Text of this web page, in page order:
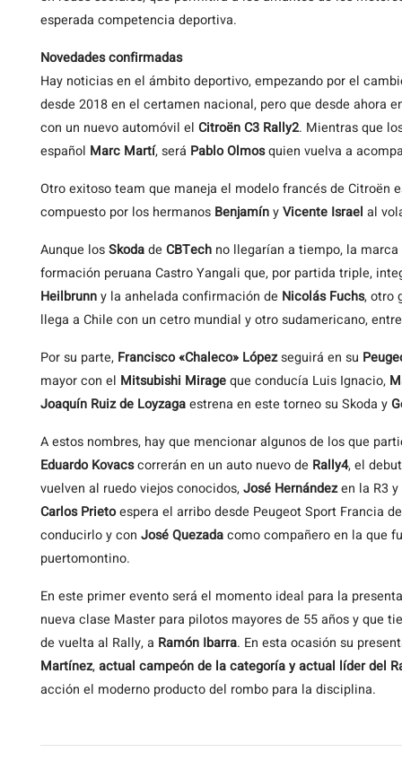
esperada competencia deportiva.
Novedades confirmadas
Hay noticias en el ámbito deportivo, empezando por el
desde 2018 en el certamen nacional, pero que desde ahora
con un nuevo automóvil el Citroën C3 Rally2. Mientras que
español Marc Martí, será Pablo Olmosquien vuelva a
Otro exitoso team que maneja el modelo francés de Citroën
compuesto por los hermanos BenjamínyVicente Israel al
Aunque losSkodade CBTech no llegarían a tiempo, la
formación peruana Castro Yangali que, por partida triple,
Heilbrunny la anhelada confirmación de Nicolás Fuchs, otro
llega a Chile con un cetro mundial y otro sudamericano,
Por su parte, Francisco «Chaleco» Lópezseguirá en su
mayor con el Mitsubishi Mirageque conducía Luis Ignacio,
Joaquín Ruiz de Loyzagaestrena en este torneo su Skoda y
A estos nombres, hay que mencionar algunos de los que
Eduardo Kovacscorrerán en un auto nuevo de Rally4, el
vuelven al ruedo viejos conocidos,José Hernándezen la R3 y
Carlos Prietoespera el arribo desde Peugeot Sport Francia
conducirlo y con José Quezadacomo compañero en la que
puertomontino.
En este primer evento será el momento ideal para la
nueva clase Master para pilotos mayores de 55 años y que
de vuelta al Rally, a Ramón Ibarra. En esta ocasión su
Martínez,actual campeón de la categoría y actual líder del
acción el moderno producto del rombo para la disciplina.